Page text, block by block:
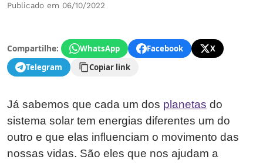
Publicado em 06/10/2022
Compartilhe: WhatsApp Facebook
X
Telegram
Copiar link
Já sabemos que cada um dos planetas do
sistema solar tem energias diferentes um do
outro e que elas influenciam o movimento das
nossas vidas. São eles que nos ajudam a